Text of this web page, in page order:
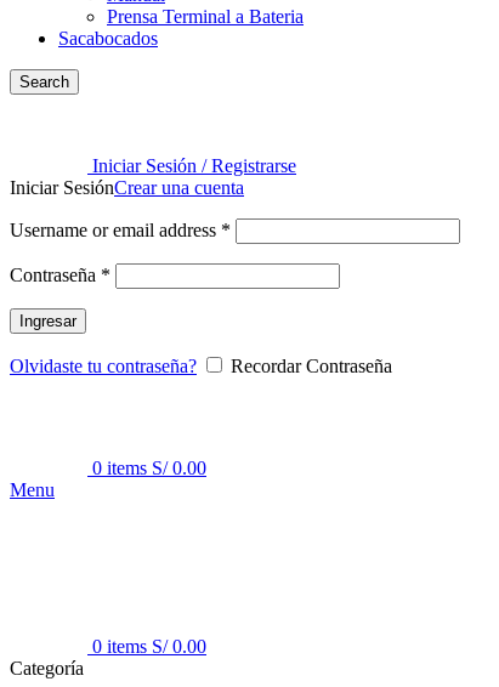
Prensa Terminal a Bateria
Sacabocados
Search
Iniciar Sesión / Registrarse
Iniciar SesiónCrear una cuenta
Username or email address *
Contraseña *
Ingresar
Olvidaste tu contraseña? Recordar Contraseña
0 items S/0.00
Menu
0 items S/0.00
Categoría